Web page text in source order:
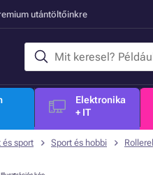
utántöltőinkre
Elektronika
+ IT
és sport Sport és hobbi